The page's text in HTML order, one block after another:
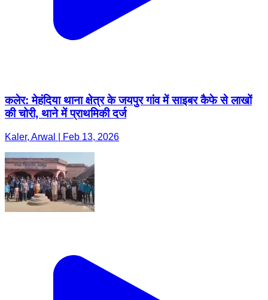
कलेर: मेहंदिया थाना क्षेत्र के जयपुर गांव में साइबर कैफे से लाखों
की चोरी, थाने में प्राथमिकी दर्ज
Kaler, Arwal | Feb 13, 2026